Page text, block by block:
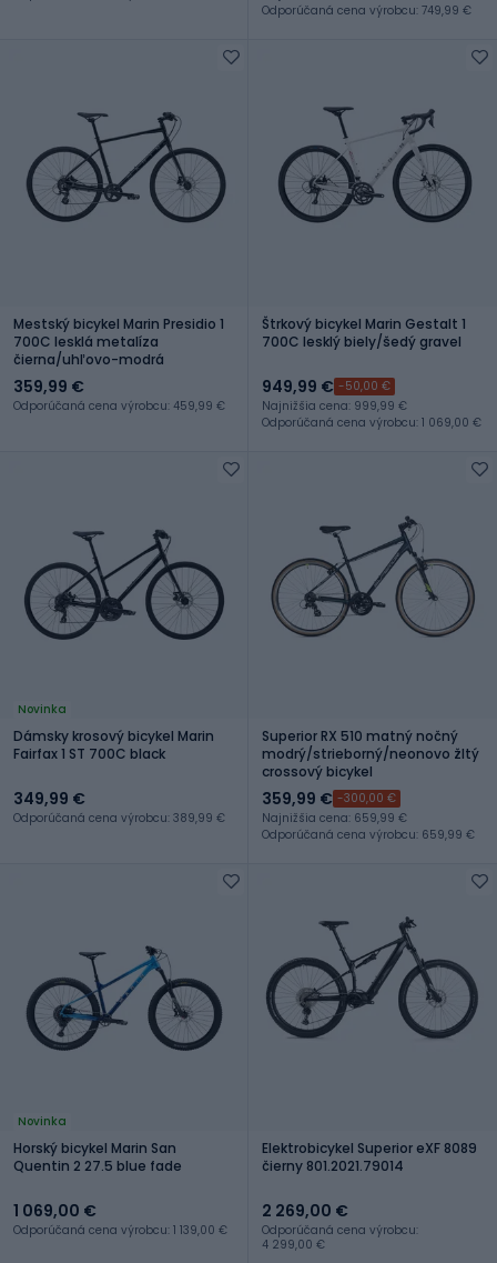
Odporúčaná cena výrobcu: 749,99 €
Mestský bicykel Marin Presidio 1
700C lesklá metalíza
čierna/uhľovo-modrá
359,99 €
Odporúčaná cena výrobcu: 459,99 €
Štrkový bicykel Marin Gestalt 1
700C lesklý biely/šedý gravel
949,99 € -50,00 €
Najnižšia cena: 999,99 €
Odporúčaná cena výrobcu: 1 069,00 €
Novinka
Dámsky krosový bicykel Marin
Fairfax 1 ST 700C black
349,99 €
Odporúčaná cena výrobcu: 389,99 €
Superior RX 510 matný nočný
modrý/strieborný/neonovo žltý
crossový bicykel
359,99 € -300,00 €
Najnižšia cena: 659,99 €
Odporúčaná cena výrobcu: 659,99 €
Novinka
Horský bicykel Marin San
Quentin 2 27.5 blue fade
1 069,00 €
Odporúčaná cena výrobcu: 1 139,00 €
Elektrobicykel Superior eXF 8089
čierny 801.2021.79014
2 269,00 €
Odporúčaná cena výrobcu:
4 299,00 €